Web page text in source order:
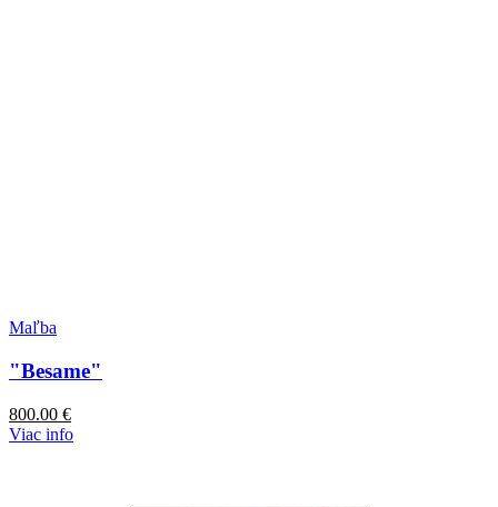
Maľba
"Besame"
800.00 €
Viac info